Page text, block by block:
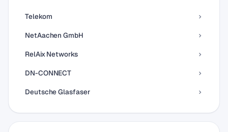
Telekom
NetAachen GmbH
RelAix Networks
DN-CONNECT
Deutsche Glasfaser